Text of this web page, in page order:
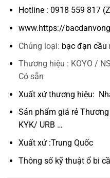
Hotline : 0918 559 817
www.https://
Chủng loại: bạc đạn cầu
Thương hiệu : KOYO /
Có sẵn
Xuất xứ thương hiệu:
Sản phẩm giá rẻ
KYK/ URB …
Xuất xứ :Trung Quốc
Thông số kỹ thuậtổ bi